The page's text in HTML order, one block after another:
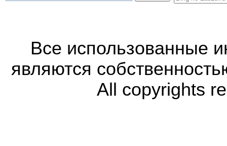
Все использованные
являются
All copyrights